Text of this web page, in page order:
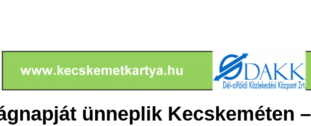
ünneplik Kecskeméten –